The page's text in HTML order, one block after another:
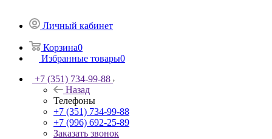
Личный кабинет
Корзина0
Избранные товары0
+7 (351) 734-99-88
Назад
Телефоны
+7 (351) 734-99-88
+7 (996) 692-25-89
Заказать звонок